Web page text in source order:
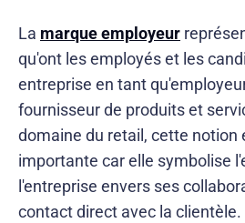
La marque employeur
qu'ont les employés et les
entreprise en tant
fournisseur de produits et
domaine du retail, cette notion
importante car elle symbolise
l'entreprise envers ses
contact direct avec la clientèle.